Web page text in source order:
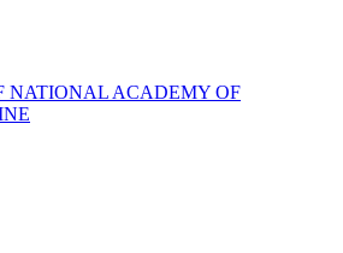
NATIONAL ACADEMY OF